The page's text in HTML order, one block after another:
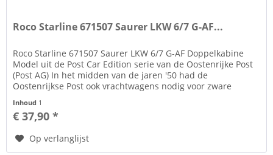
Roco Starline 671507 Saurer LKW 6/7 G-AF...
Roco Starline 671507 Saurer LKW 6/7 G-AF Doppelkabine
Model uit de Post Car Edition serie van de Oostenrijke Post
(Post AG) In het midden van de jaren '50 had de
Oostenrijkse Post ook vrachtwagens nodig voor zware
Inhoud 1
€ 37,90 *
Op verlanglijst